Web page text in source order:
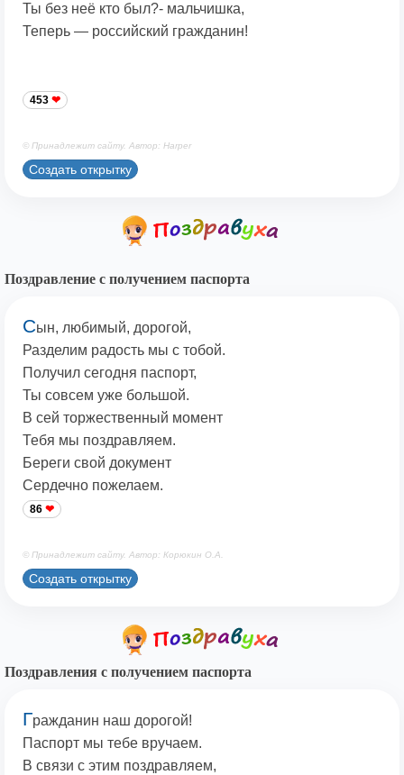
Ты без неё кто был?- мальчишка,
Теперь — российский гражданин!
453
© Принадлежит сайту. Автор: Harper
Создать открытку
Поздравление с получением паспорта
Сын, любимый, дорогой,
Разделим радость мы с тобой.
Получил сегодня паспорт,
Ты совсем уже большой.
В сей торжественный момент
Тебя мы поздравляем.
Береги свой документ
Сердечно пожелаем.
86
© Принадлежит сайту. Автор: Корюкин О.А.
Создать открытку
Поздравления с получением паспорта
Гражданин наш дорогой!
Паспорт мы тебе вручаем.
В связи с этим поздравляем,